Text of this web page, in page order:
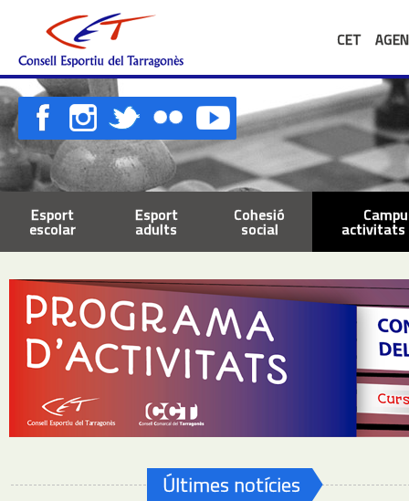
CET
Esport
escolar
Esport
adults
Cohesió
social activitats
Últimes notícies